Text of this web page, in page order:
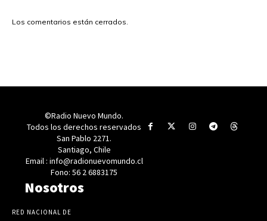
Los comentarios están cerrados.
©Radio Nuevo Mundo.
Todos los derechos reservados
San Pablo 2271.
Santiago, Chile
Email : info@radionuevomundo.cl
Fono: 56 2 6883175
Nosotros
RED NACIONAL DE